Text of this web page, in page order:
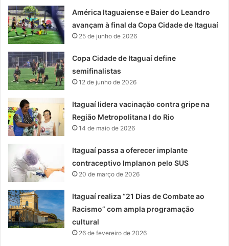
América Itaguaiense e Baier do Leandro
avançam à final da Copa Cidade de Itaguaí
25 de junho de 2026
Copa Cidade de Itaguaí define
semifinalistas
12 de junho de 2026
Itaguaí lidera vacinação contra gripe na
Região Metropolitana I do Rio
14 de maio de 2026
Itaguaí passa a oferecer implante
contraceptivo Implanon pelo SUS
20 de março de 2026
Itaguaí realiza “21 Dias de Combate ao
Racismo” com ampla programação
cultural
26 de fevereiro de 2026